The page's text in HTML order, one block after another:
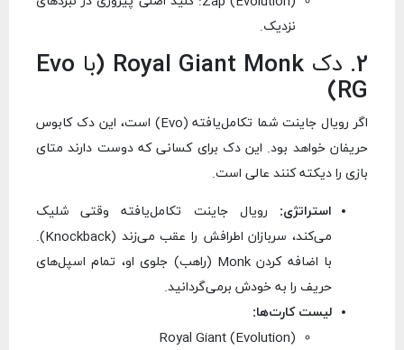
نزدیک.
2. دک Royal Giant Monk (با Evo
RG)
اگر رویال جاینت شما تکامل‌یافته (Evo) است، این دک کابوس
حریفان خواهد بود. این دک برای کسانی که دوست دارند متای
بازی را دیکته کنند عالی است.
استراتژی: رویال جاینت تکامل‌یافته وقتی شلیک
می‌کند، سربازان اطرافش را عقب می‌زند (Knockback).
با اضافه کردن Monk (راهب) جلوی او، تمام اسپل‌های
حریف را به خودش برمی‌گردانید.
لیست کارت‌ها:
Royal Giant (Evolution)